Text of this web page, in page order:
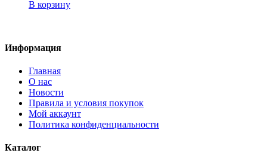
В корзину
Информация
Главная
О нас
Новости
Правила и условия покупок
Мой аккаунт
Политика конфиденциальности
Каталог